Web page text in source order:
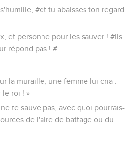
#et tu abaisses ton regard
et personne pour les sauver ! #Ils
répond pas ! #
la muraille, une femme lui cria :
le roi ! »
ne te sauve pas, avec quoi pourrais-
de l'aire de battage ou du